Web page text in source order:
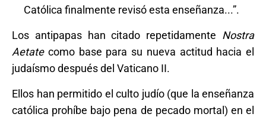
Católica finalmente revisó esta enseñanza...”.
Los antipapas han citado repetidamente Nostra
Aetatecomo base para su nueva actitud hacia el
judaísmo después del Vaticano II.
Ellos han permitido el culto judío (que la enseñanza
católica prohíbe bajo pena de pecado mortal) en el